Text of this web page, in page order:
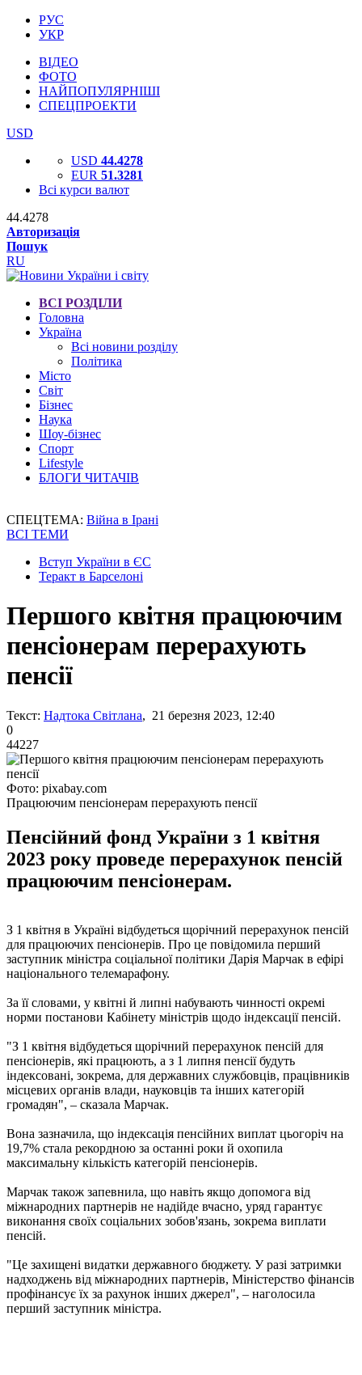
РУС
УКР
ВІДЕО
ФОТО
НАЙПОПУЛЯРНІШІ
СПЕЦПРОЕКТИ
USD
USD 44.4278
EUR 51.3281
Всі курси валют
44.4278
Авторизація
Пошук
RU
ВСІ РОЗДІЛИ
Головна
Україна
Всі новини розділу
Політика
Місто
Світ
Бізнес
Наука
Шоу-бізнес
Спорт
Lifestyle
БЛОГИ ЧИТАЧІВ
СПЕЦТЕМА: Війна в Ірані
ВСІ ТЕМИ
Вступ України в ЄС
Теракт в Барселоні
Першого квітня працюючим
пенсіонерам перерахують
пенсії
Текст: Надтока Світлана, 21 березня 2023, 12:40
0
44227
Фото: pixabay.com
Працюючим пенсіонерам перерахують пенсії
Пенсійний фонд України з 1 квітня
2023 року проведе перерахунок пенсій
працюючим пенсіонерам.
З 1 квітня в Україні відбудеться щорічний перерахунок пенсій
для працюючих пенсіонерів. Про це повідомила перший
заступник міністра соціальної політики Дарія Марчак в ефірі
національного телемарафону.
За її словами, у квітні й липні набувають чинності окремі
норми постанови Кабінету міністрів щодо індексації пенсій.
"З 1 квітня відбудеться щорічний перерахунок пенсій для
пенсіонерів, які працюють, а з 1 липня пенсії будуть
індексовані, зокрема, для державних службовців, працівників
місцевих органів влади, науковців та інших категорій
громадян", – сказала Марчак.
Вона зазначила, що індексація пенсійних виплат цьогоріч на
19,7% стала рекордною за останні роки й охопила
максимальну кількість категорій пенсіонерів.
Марчак також запевнила, що навіть якщо допомога від
міжнародних партнерів не надійде вчасно, уряд гарантує
виконання своїх соціальних зобов'язань, зокрема виплати
пенсій.
"Це захищені видатки державного бюджету. У разі затримки
надходжень від міжнародних партнерів, Міністерство фінансів
профінансує їх за рахунок інших джерел", – наголосила
перший заступник міністра.